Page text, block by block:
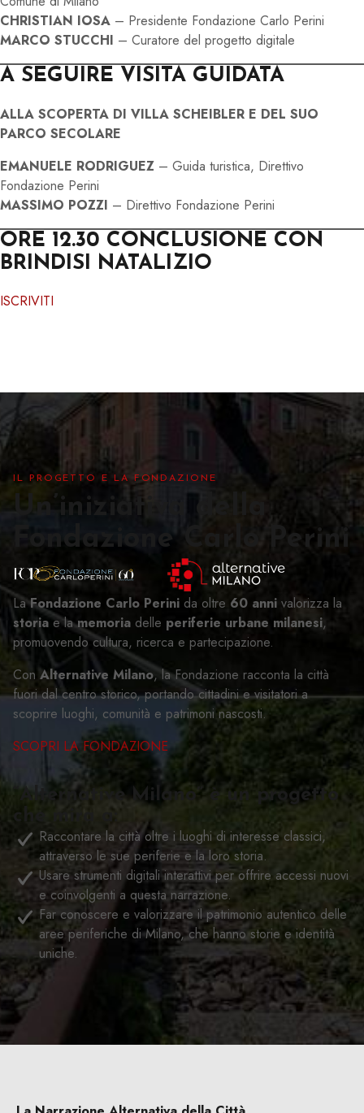
CHRISTIAN IOSA – Presidente Fondazione Carlo Perini
MARCO STUCCHI – Curatore del progetto digitale
A SEGUIRE VISITA GUIDATA
ALLA SCOPERTA DI VILLA SCHEIBLER E DEL SUO
PARCO SECOLARE
EMANUELE RODRIGUEZ – Guida turistica, Direttivo
Fondazione Perini
MASSIMO POZZI – Direttivo Fondazione Perini
ORE 12.30 CONCLUSIONE CON
BRINDISI NATALIZIO
ISCRIVITI
IL PROGETTO E LA FONDAZIONE
Un’iniziativa della
Fondazione Carlo Perini
LaFondazione Carlo Perini da oltre 60 anni valorizza la
storiae lamemoria delle periferie urbane milanesi,
promuovendo cultura, ricerca e partecipazione.
Con Alternative Milano, la Fondazione racconta la città
fuori dal centro storico, portando cittadini e visitatori a
scoprire luoghi, comunità e patrimoni nascosti.
SCOPRI LA FONDAZIONE
“Alternative Milano” è un progetto
che mira a:
Raccontare la città oltre i luoghi di interesse classici,
attraverso le sue periferie e la loro storia.
Usare strumenti digitali interattivi per offrire accessi nuovi
e coinvolgenti a questa narrazione.
Far conoscere e valorizzare il patrimonio autentico delle
aree periferiche di Milano, che hanno storie e identità
uniche.